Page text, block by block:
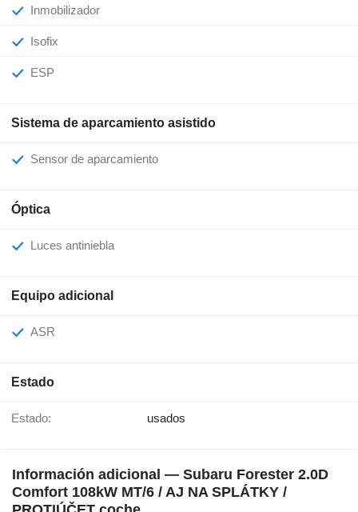
Inmobilizador
Isofix
ESP
Sistema de aparcamiento asistido
Sensor de aparcamiento
Óptica
Luces antiniebla
Equipo adicional
ASR
Estado
Estado: usados
Información adicional — Subaru Forester 2.0D
Comfort 108kW MT/6 / AJ NA SPLÁTKY /